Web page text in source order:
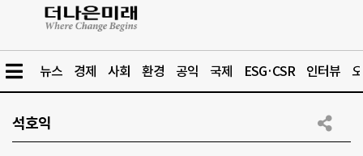
뉴스 경제 사회 환경 공익 국제 ESG·CSR 인터뷰
석호익